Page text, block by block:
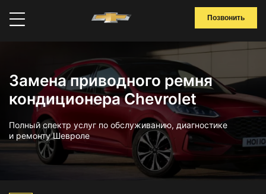
Позвонить
Замена приводного ремня
кондиционера Chevrolet
Полный спектр услуг по обслуживанию, диагностике
и ремонту Шевроле